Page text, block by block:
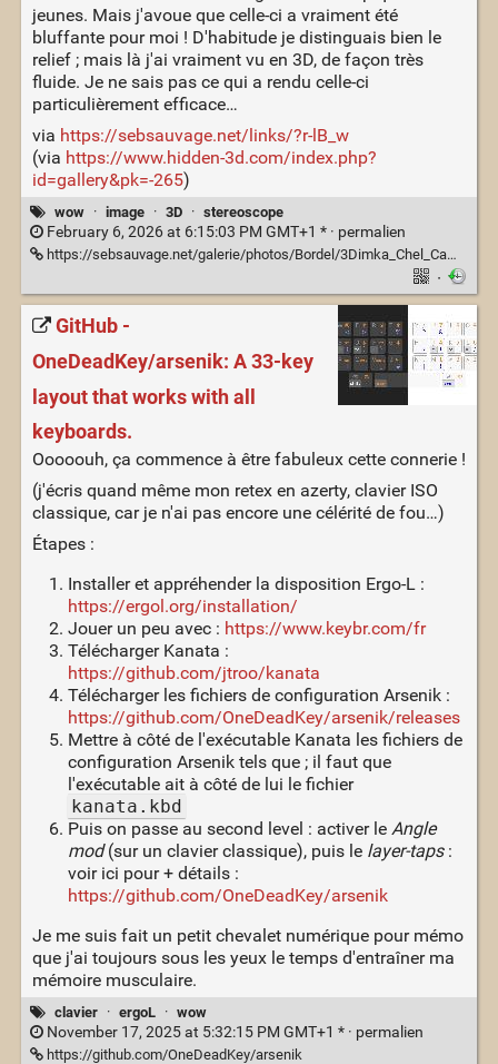
jeunes. Mais j'avoue que celle-ci a vraiment été
bluffante pour moi ! D'habitude je distinguais bien le
relief ; mais là j'ai vraiment vu en 3D, de façon très
fluide. Je ne sais pas ce qui a rendu celle-ci
particulièrement efficace…
via https://sebsauvage.net/links/?r-lB_w
(via https://www.hidden-3d.com/index.php?
id=gallery&pk=-265)
wow · image · 3D · stereoscope
February 6, 2026 at 6:15:03 PM GMT+1 * · permalien
https://sebsauvage.net/galerie/photos/Bordel/3Dimka_Chel_Camel.jpg
·
GitHub -
OneDeadKey/arsenik: A 33-key
layout that works with all
keyboards.
Ooooouh, ça commence à être fabuleux cette connerie !
(j'écris quand même mon retex en azerty, clavier ISO
classique, car je n'ai pas encore une célérité de fou…)
Étapes :
Installer et appréhender la disposition Ergo-L :
https://ergol.org/installation/
Jouer un peu avec : https://www.keybr.com/fr
Télécharger Kanata :
https://github.com/jtroo/kanata
Télécharger les fichiers de configuration Arsenik :
https://github.com/OneDeadKey/arsenik/releases
Mettre à côté de l'exécutable Kanata les fichiers de
configuration Arsenik tels que ; il faut que
l'exécutable ait à côté de lui le fichier
kanata.kbd
Puis on passe au second level : activer le Angle
mod(sur un clavier classique), puis le layer-taps:
voir ici pour + détails :
https://github.com/OneDeadKey/arsenik
Je me suis fait un petit chevalet numérique pour mémo
que j'ai toujours sous les yeux le temps d'entraîner ma
mémoire musculaire.
clavier · ergoL · wow
November 17, 2025 at 5:32:15 PM GMT+1 * · permalien
https://github.com/OneDeadKey/arsenik